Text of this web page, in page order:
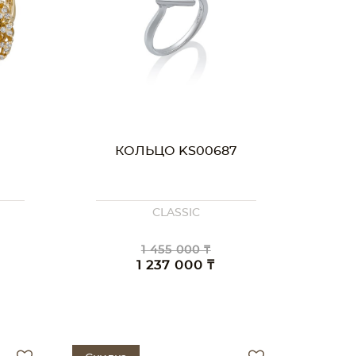
КОЛЬЦО KS00687
CLASSIC
1 455 000 ₸
1 237 000 ₸